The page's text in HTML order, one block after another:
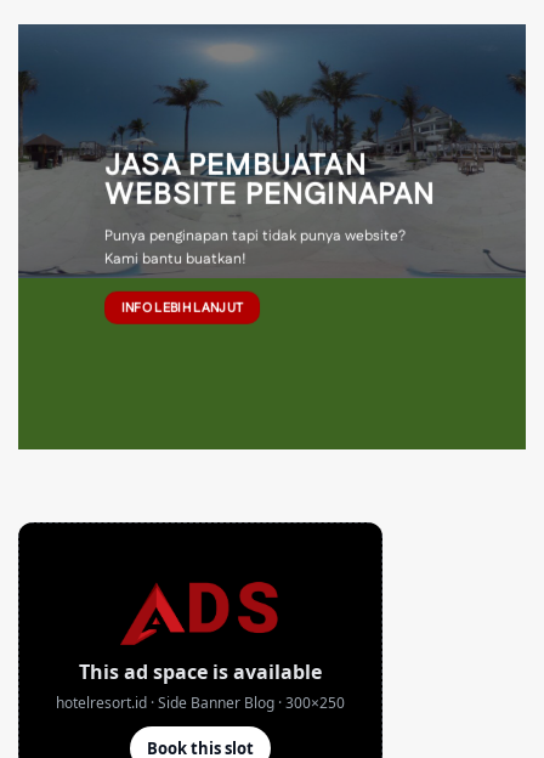
JASA PEMBUATAN
WEBSITE PENGINAPAN
Punya penginapan tapi tidak punya website?
Kami bantu buatkan!
INFO LEBIH LANJUT